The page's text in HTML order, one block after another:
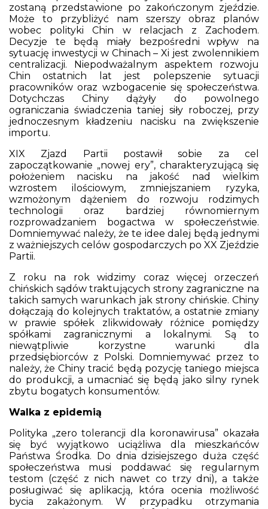
zostaną przedstawione po zakończonym zjeździe.
Może to przybliżyć nam szerszy obraz planów
wobec polityki Chin w relacjach z Zachodem.
Decyzje te będą miały bezpośredni wpływ na
sytuację inwestycji w Chinach – Xi jest zwolennikiem
centralizacji. Niepodważalnym aspektem rozwoju
Chin ostatnich lat jest polepszenie sytuacji
pracowników oraz wzbogacenie się społeczeństwa.
Dotychczas Chiny dążyły do powolnego
ograniczania świadczenia taniej siły roboczej, przy
jednoczesnym kładzeniu nacisku na zwiększenie
importu.
XIX Zjazd Partii postawił sobie za cel
zapoczątkowanie „nowej ery”, charakteryzującą się
położeniem nacisku na jakość nad wielkim
wzrostem ilościowym, zmniejszaniem ryzyka,
wzmożonym dążeniem do rozwoju rodzimych
technologii oraz bardziej równomiernym
rozprowadzaniem bogactwa w społeczeństwie.
Domniemywać należy, że te idee dalej będą jednymi
z ważniejszych celów gospodarczych po XX Zjeździe
Partii.
Z roku na rok widzimy coraz więcej orzeczeń
chińskich sądów traktujących strony zagraniczne na
takich samych warunkach jak strony chińskie. Chiny
dołączają do kolejnych traktatów, a ostatnie zmiany
w prawie spółek zlikwidowały różnice pomiędzy
spółkami zagranicznymi a lokalnymi. Są to
niewątpliwie korzystne warunki dla
przedsiębiorców z Polski. Domniemywać przez to
należy, że Chiny tracić będą pozycję taniego miejsca
do produkcji, a umacniać się będą jako silny rynek
zbytu bogatych konsumentów.
Walka z epidemią
Polityka „zero tolerancji dla koronawirusa” okazała
się być wyjątkowo uciążliwa dla mieszkańców
Państwa Środka. Do dnia dzisiejszego duża część
społeczeństwa musi poddawać się regularnym
testom (część z nich nawet co trzy dni), a także
posługiwać się aplikacją, która ocenia możliwość
bycia zakażonym. W przypadku otrzymania